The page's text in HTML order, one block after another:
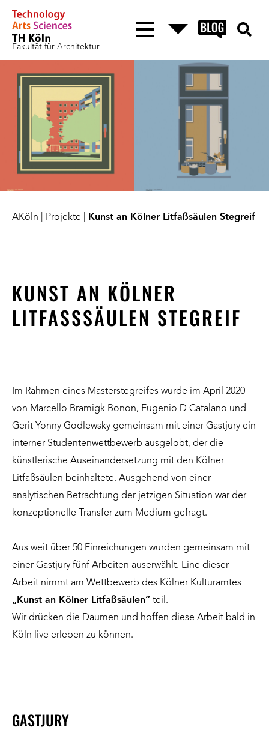
Fakultät für Architektur
AKöln Projekte Kunst an Kölner Litfaßsäulen Stegreif
KUNST AN KÖLNER
LITFASSSÄULEN STEGREIF
Im Rahmen eines Masterstegreifes wurde im April 2020
von Marcello Bramigk Bonon, Eugenio D Catalano und
Gerit Yonny Godlewsky gemeinsam mit einer Gastjury ein
interner Studentenwettbewerb ausgelobt, der die
künstlerische Auseinandersetzung mit den Kölner
Litfaßsäulen beinhaltete. Ausgehend von einer
analytischen Betrachtung der jetzigen Situation war der
konzeptionelle Transfer zum Medium gefragt.
Aus weit über 50 Einreichungen wurden gemeinsam mit
einer Gastjury fünf Arbeiten auserwählt. Eine dieser
Arbeit nimmt am Wettbewerb des Kölner Kulturamtes
„Kunst an Kölner Litfaßsäulen“ teil.
Wir drücken die Daumen und hoffen diese Arbeit bald in
Köln live erleben zu können.
GASTJURY